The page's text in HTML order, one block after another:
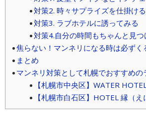
対策2. 時々サプライズを仕掛ける
対策3. ラブホテルに誘ってみる
対策4.自分の時間もちゃんと見つ
焦らない！マンネリになる時は必ずく
まとめ
マンネリ対策として札幌でおすすめの
【札幌市中央区】WATER
【札幌市白石区】HOTEL 縁（え